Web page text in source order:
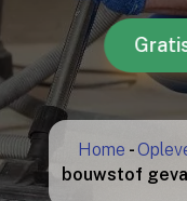
Home -
bouwstof